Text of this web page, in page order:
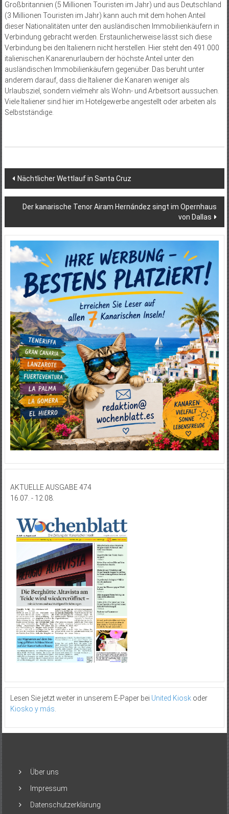
Großbritannien (5 Millionen Touristen im Jahr) und aus Deutschland
(3 Millionen Touristen im Jahr) kann auch mit dem hohen Anteil
dieser Nationalitäten unter den ausländischen Immobilienkäufern in
Verbindung gebracht werden. Erstaunlicherweise lässt sich diese
Verbindung bei den Italienern nicht herstellen. Hier steht den 491.000
italienischen Kanarenurlaubern der höchste Anteil unter den
ausländischen Immobilienkäufern gegenüber. Das beruht unter
anderem darauf, dass die Italiener die Kanaren weniger als
Urlaubsziel, sondern vielmehr als Wohn- und Arbeitsort aussuchen.
Viele Italiener sind hier im Hotelgewerbe angestellt oder arbeiten als
Selbstständige.
Beitragsnavigation
Nächtlicher Wettlauf in Santa Cruz
Der kanarische Tenor Airam Hernández singt im Opernhaus
von Dallas
AKTUELLE AUSGABE 474
16.07. - 12.08.
Lesen Sie jetzt weiter in unserem E-Paper bei United Kioskoder
Kiosko y más.
Über uns
Impressum
Datenschutzerklärung